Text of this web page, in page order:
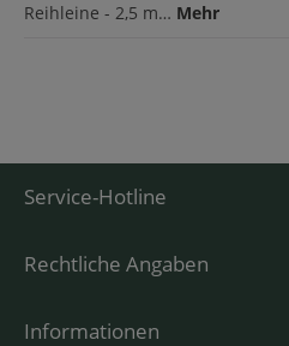
Reihleine - 2,5 m… Mehr
Service-Hotline
Rechtliche Angaben
Informationen